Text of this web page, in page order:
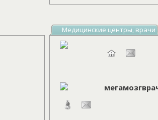
Медицинские центры, врачи